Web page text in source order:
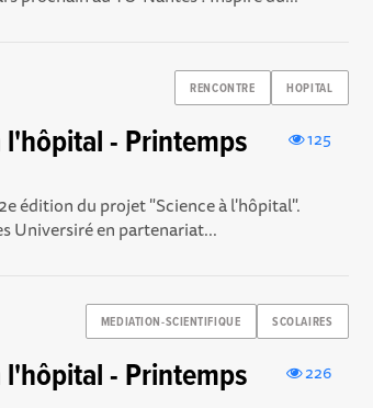
RENCONTRE HOPITAL
125
l'hôpital - Printemps
édition du projet "Science à l'hôpital".
Universiré en partenariat...
MEDIATION-SCIENTIFIQUE SCOLAIRES
226
l'hôpital - Printemps